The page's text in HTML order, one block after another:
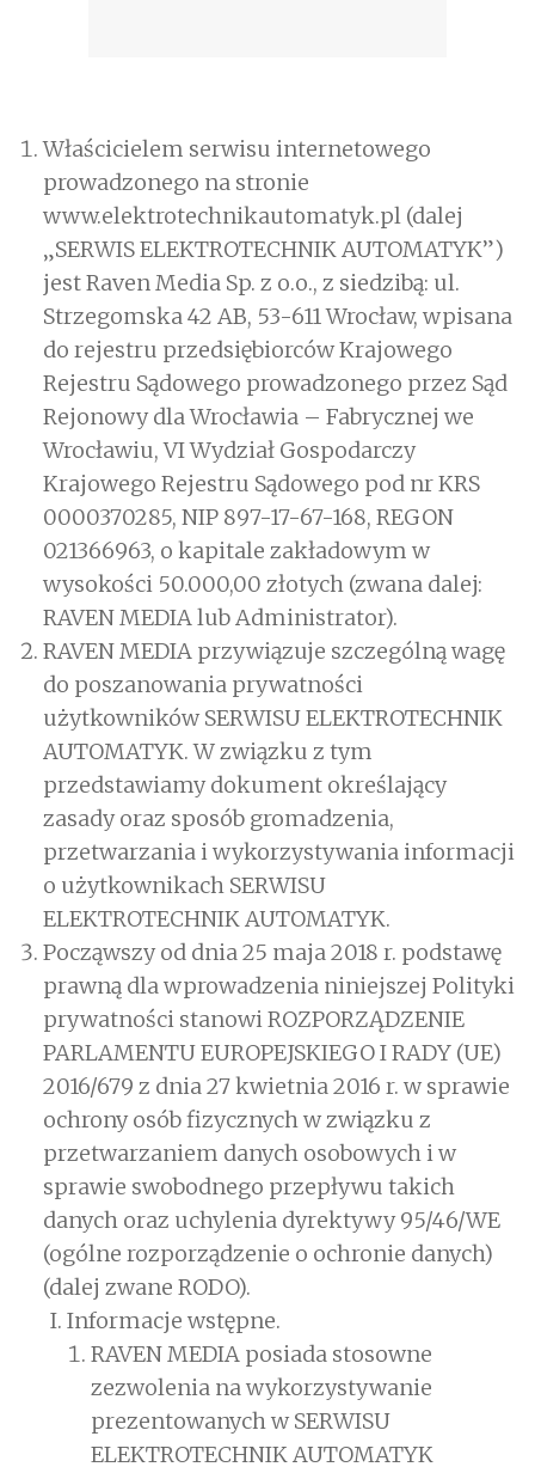
Właścicielem serwisu internetowego
prowadzonego na stronie
www.elektrotechnikautomatyk.pl (dalej
„SERWIS ELEKTROTECHNIK AUTOMATYK”)
jest Raven Media Sp. z o.o., z siedzibą: ul.
Strzegomska 42 AB, 53-611 Wrocław, wpisana
do rejestru przedsiębiorców Krajowego
Rejestru Sądowego prowadzonego przez Sąd
Rejonowy dla Wrocławia – Fabrycznej we
Wrocławiu, VI Wydział Gospodarczy
Krajowego Rejestru Sądowego pod nr KRS
0000370285, NIP 897-17-67-168, REGON
021366963, o kapitale zakładowym w
wysokości 50.000,00 złotych (zwana dalej:
RAVEN MEDIA lub Administrator).
RAVEN MEDIA przywiązuje szczególną wagę
do poszanowania prywatności
użytkowników SERWISU ELEKTROTECHNIK
AUTOMATYK. W związku z tym
przedstawiamy dokument określający
zasady oraz sposób gromadzenia,
przetwarzania i wykorzystywania informacji
o użytkownikach SERWISU
ELEKTROTECHNIK AUTOMATYK.
Począwszy od dnia 25 maja 2018 r. podstawę
prawną dla wprowadzenia niniejszej Polityki
prywatności stanowi ROZPORZĄDZENIE
PARLAMENTU EUROPEJSKIEGO I RADY (UE)
2016/679 z dnia 27 kwietnia 2016 r. w sprawie
ochrony osób fizycznych w związku z
przetwarzaniem danych osobowych i w
sprawie swobodnego przepływu takich
danych oraz uchylenia dyrektywy 95/46/WE
(ogólne rozporządzenie o ochronie danych)
(dalej zwane RODO).
Informacje wstępne.
RAVEN MEDIA posiada stosowne
zezwolenia na wykorzystywanie
prezentowanych w SERWISU
ELEKTROTECHNIK AUTOMATYK